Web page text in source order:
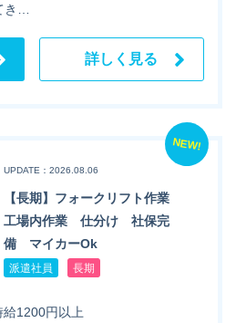
き…
詳しく見る
NEW!
UPDATE：2026.08.06
【長期】フォークリフト作業
工場内作業 仕分け 社保完
備 マイカーOk
派遣社員 長期
給1200円以上